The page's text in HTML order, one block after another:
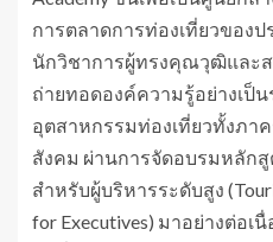
การตลาดการท่องเที่ยวของป
นักวิชาการผู้ทรงคุณวุฒิและ
ถ่ายทอดองค์ความรู้อย่างเป็
อุตสาหกรรมท่องเที่ยวทั้งภา
สังคม ผ่านการจัดอบรมหลักสู
สำหรับผู้บริหารระดับสูง
for Executives) มาอย่างต่อเ